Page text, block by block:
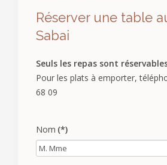
Réserver une table
Sabai
Seuls les repas sont
Pour les plats à emporter,
68 09
Nom (*)